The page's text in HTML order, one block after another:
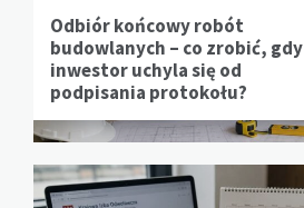
Odbiór końcowy robót
budowlanych – co zrobić, gdy
inwestor uchyla się od
podpisania protokołu?